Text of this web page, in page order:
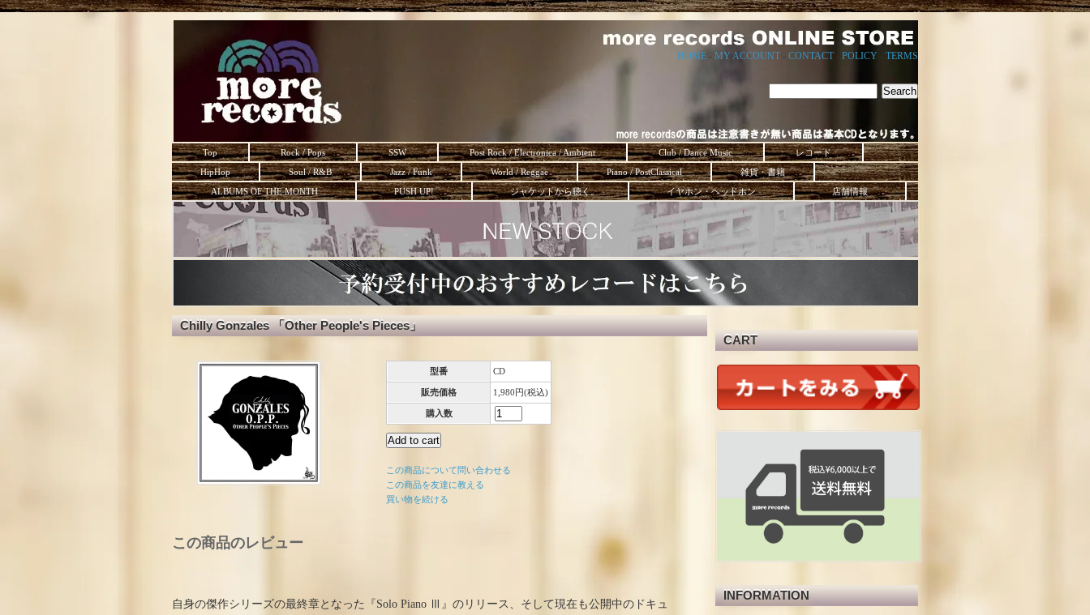
HOME - MY ACCOUNT - CONTACT- POLICY TERMS
Top Rock / Pops SSW Post Rock / Electronica / Ambient Club / Dance Music
レコード
HipHop
Soul / R&B Jazz / Funk World / Reggae Piano / PostClassical
雑貨・書籍
ALBUMS OF THE MONTH
PUSH UP! ジャケットから聴く。 イヤホン・ヘッドホン 店舗情報
Chilly Gonzales 「Other People's Pieces」
型番 CD
販売価格 1,980円(税込)
購入数
この商品について問い合わせる
この商品を友達に教える
買い物を続ける
この商品のレビュー
自身の傑作シリーズの最終章となった『Solo Piano Ⅲ』のリリース、そして現在も公開中のドキュ
CART
INFORMATION